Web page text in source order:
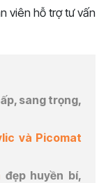
viên hỗ trợ tư vấn
sang trọng,
và Picomat
đẹp huyền bí,